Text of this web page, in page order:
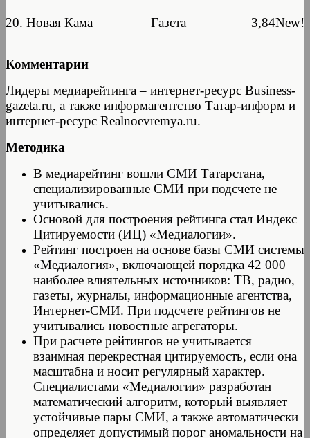
20. Новая Кама Газета 3,84New!
Комментарии
Лидеры медиарейтинга – интернет-ресурс Business-
gazeta.ru, а также информагентство Татар-информ и
интернет-ресурс Realnoevremya.ru.
Методика
В медиарейтинг вошли СМИ Татарстана,
специализированные СМИ при подсчете не
учитывались.
Основой для построения рейтинга стал Индекс
Цитируемости (ИЦ) «Медиалогии».
Рейтинг построен на основе базы СМИ системы
«Медиалогия», включающей порядка 42 000
наиболее влиятельных источников: ТВ, радио,
газеты, журналы, информационные агентства,
Интернет-СМИ. При подсчете рейтингов не
учитывались новостные агрегаторы.
При расчете рейтингов не учитывается
взаимная перекрестная цитируемость, если она
масштабна и носит регулярный характер.
Специалистами «Медиалогии» разработан
математический алгоритм, который выявляет
устойчивые пары СМИ, а также автоматически
определяет допустимый порог аномальности на